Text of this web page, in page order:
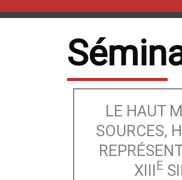
LE HAUT
SOURCES,
XIII E